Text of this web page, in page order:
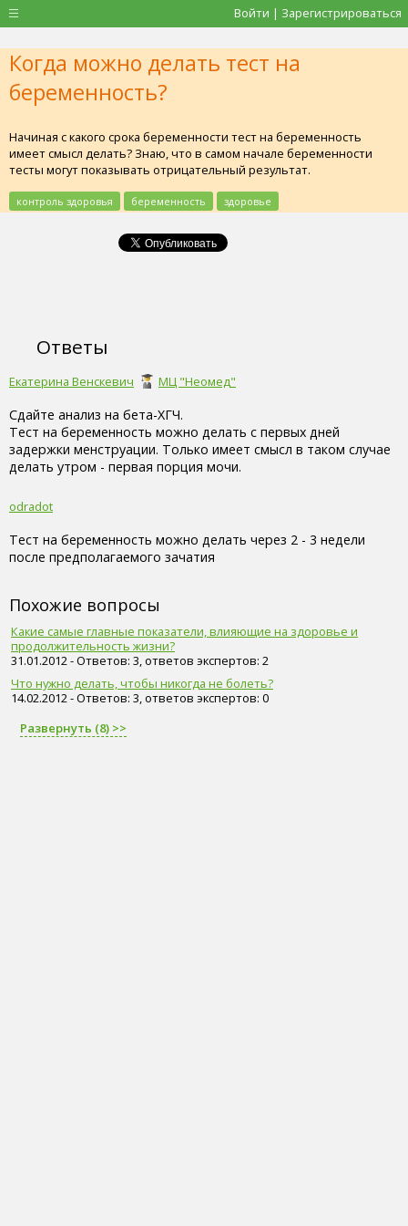
Войти | Зарегистрироваться
Когда можно делать тест на
беременность?
Начиная с какого срока беременности тест на беременность
имеет смысл делать? Знаю, что в самом начале беременности
тесты могут показывать отрицательный результат.
контроль здоровья беременность здоровье
Ответы
Екатерина Венскевич МЦ "Неомед"
Сдайте анализ на бета-ХГЧ.
Тест на беременность можно делать с первых дней
задержки менструации. Только имеет смысл в таком случае
делать утром - первая порция мочи.
odradot
Тест на беременность можно делать через 2 - 3 недели
после предполагаемого зачатия
Похожие вопросы
Какие самые главные показатели, влияющие на здоровье и
продолжительность жизни?
31.01.2012 - Ответов: 3, ответов экспертов: 2
Что нужно делать, чтобы никогда не болеть?
14.02.2012 - Ответов: 3, ответов экспертов: 0
Развернуть (8) >>